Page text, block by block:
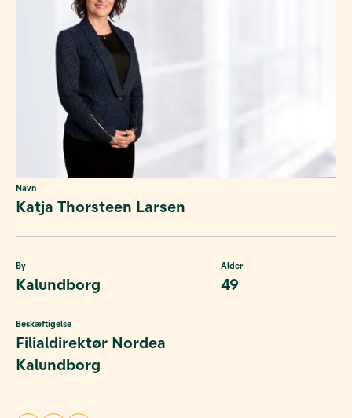
Navn
Katja Thorsteen Larsen
By
Kalundborg
Alder
49
Beskæftigelse
Filialdirektør Nordea
Kalundborg